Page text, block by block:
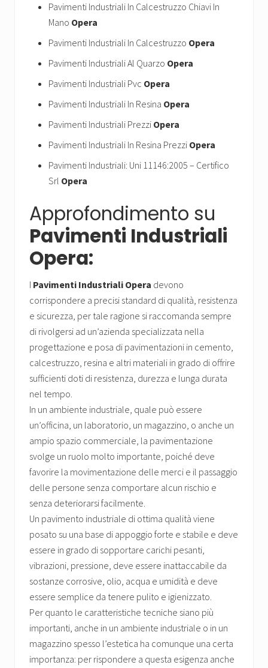
Pavimenti Industriali In Calcestruzzo Chiavi In
Mano Opera
Pavimenti Industriali In Calcestruzzo Opera
Pavimenti Industriali Al Quarzo Opera
Pavimenti Industriali Pvc Opera
Pavimenti Industriali In Resina Opera
Pavimenti Industriali Prezzi Opera
Pavimenti Industriali In Resina Prezzi Opera
Pavimenti Industriali: Uni 11146:2005 – Certifico
Srl Opera
Approfondimento su
Pavimenti Industriali
Opera:
I Pavimenti Industriali Opera devono
corrispondere a precisi standard di qualità, resistenza
e sicurezza, per tale ragione si raccomanda sempre
di rivolgersi ad un’azienda specializzata nella
progettazione e posa di pavimentazioni in cemento,
calcestruzzo, resina e altri materiali in grado di offrire
sufficienti doti di resistenza, durezza e lunga durata
nel tempo.
In un ambiente industriale, quale può essere
un’officina, un laboratorio, un magazzino, o anche un
ampio spazio commerciale, la pavimentazione
svolge un ruolo molto importante, poiché deve
favorire la movimentazione delle merci e il passaggio
delle persone senza comportare alcun rischio e
senza deteriorarsi facilmente.
Un pavimento industriale di ottima qualità viene
posato su una base di appoggio forte e stabile e deve
essere in grado di sopportare carichi pesanti,
vibrazioni, pressione, deve essere inattaccabile da
sostanze corrosive, olio, acqua e umidità e deve
essere semplice da tenere pulito e igienizzato.
Per quanto le caratteristiche tecniche siano più
importanti, anche in un ambiente industriale o in un
magazzino spesso l’estetica ha comunque una certa
importanza: per rispondere a questa esigenza anche